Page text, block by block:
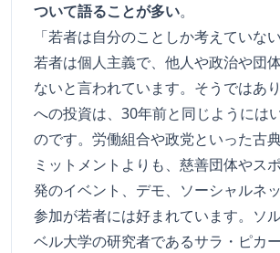
ついて語ることが多い。
「若者は自分のことしか考えていない
若者は個人主義で、他人や政治や団
ないと言われています。そうではあ
への投資は、30年前と同じようには
のです。労働組合や政党といった古
ミットメントよりも、慈善団体やス
発のイベント、デモ、ソーシャルネ
参加が若者には好まれています。ソ
ベル大学の研究者であるサラ・ピカ